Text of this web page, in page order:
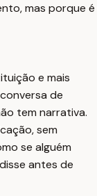
mas porque é
e mais
de
tem narrativa.
sem
se alguém
antes de